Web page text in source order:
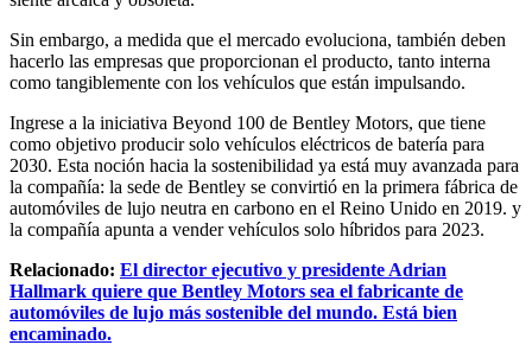
Sin embargo, a medida que el mercado evoluciona, también deben
hacerlo las empresas que proporcionan el producto, tanto interna
como tangiblemente con los vehículos que están impulsando.
Ingrese a la iniciativa Beyond 100 de Bentley Motors, que tiene
como objetivo producir solo vehículos eléctricos de batería para
2030. Esta noción hacia la sostenibilidad ya está muy avanzada para
la compañía: la sede de Bentley se convirtió en la primera fábrica de
automóviles de lujo neutra en carbono en el Reino Unido en 2019. y
la compañía apunta a vender vehículos solo híbridos para 2023.
Relacionado: El director ejecutivo y presidente Adrian
Hallmark quiere que Bentley Motors sea el fabricante de
automóviles de lujo más sostenible del mundo. Está bien
encaminado.